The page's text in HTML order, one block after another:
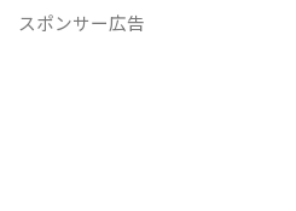
スポンサー広告